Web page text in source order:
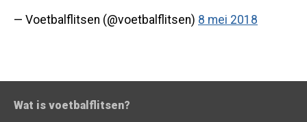
— Voetbalflitsen (@voetbalflitsen) 8 mei 2018
Wat is voetbalflitsen?